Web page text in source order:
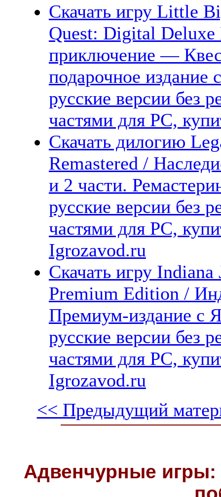
Скачать игру Little
Quest: Digital
приключение —
подарочное
русские версии без
частями для PC,
Скачать дилогию
Remastered /
и 2 части.
русские версии без
частями для PC,
Igrozavod.ru
Скачать игру
Premium Edition /
Премиум-издание с
русские версии без
частями для PC,
Igrozavod.ru
<< Предыдущий
Адвенчурные